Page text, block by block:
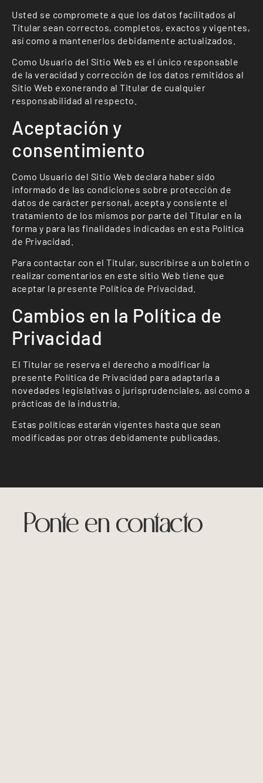
Usted se compromete a que los datos facilitados al
Titular sean correctos, completos, exactos y vigentes,
así como a mantenerlos debidamente actualizados.
Como Usuario del Sitio Web es el único responsable
de la veracidad y corrección de los datos remitidos al
Sitio Web exonerando al Titular de cualquier
responsabilidad al respecto.
Aceptación y
consentimiento
Como Usuario del Sitio Web declara haber sido
informado de las condiciones sobre protección de
datos de carácter personal, acepta y consiente el
tratamiento de los mismos por parte del Titular en la
forma y para las finalidades indicadas en esta Política
de Privacidad.
Para contactar con el Titular, suscribirse a un boletín o
realizar comentarios en este sitio Web tiene que
aceptar la presente Política de Privacidad.
Cambios en la Política de
Privacidad
El Titular se reserva el derecho a modificar la
presente Política de Privacidad para adaptarla a
novedades legislativas o jurisprudenciales, así como a
prácticas de la industria.
Estas políticas estarán vigentes hasta que sean
modificadas por otras debidamente publicadas.
Ponte en contacto